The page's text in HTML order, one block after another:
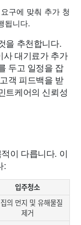
구에 맞춰 추가 청
됩니다.
을 추천합니다.
사 대기료가 추가
두고 일정을 잡
객 피드백을 받
트케어의 신뢰성
이 다릅니다. 이
:
입주청소
의 먼지 및 유해물질
제거